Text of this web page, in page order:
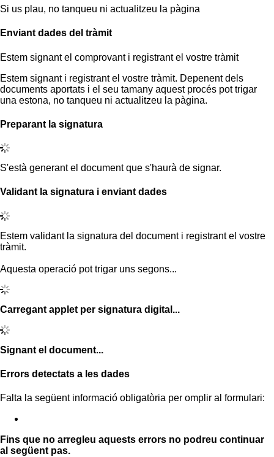
Si us plau, no tanqueu ni actualitzeu la pàgina
Enviant dades del tràmit
Estem signant el comprovant i registrant el vostre tràmit
Estem signant i registrant el vostre tràmit. Depenent dels
documents aportats i el seu tamany aquest procés pot trigar
una estona, no tanqueu ni actualitzeu la pàgina.
Preparant la signatura
S'està generant el document que s'haurà de signar.
Validant la signatura i enviant dades
Estem validant la signatura del document i registrant el vostre
tràmit.
Aquesta operació pot trigar uns segons...
Carregant applet per signatura digital...
Signant el document...
Errors detectats a les dades
Falta la següent informació obligatòria per omplir al formulari:
Fins que no arregleu aquests errors no podreu continuar
al següent pas.